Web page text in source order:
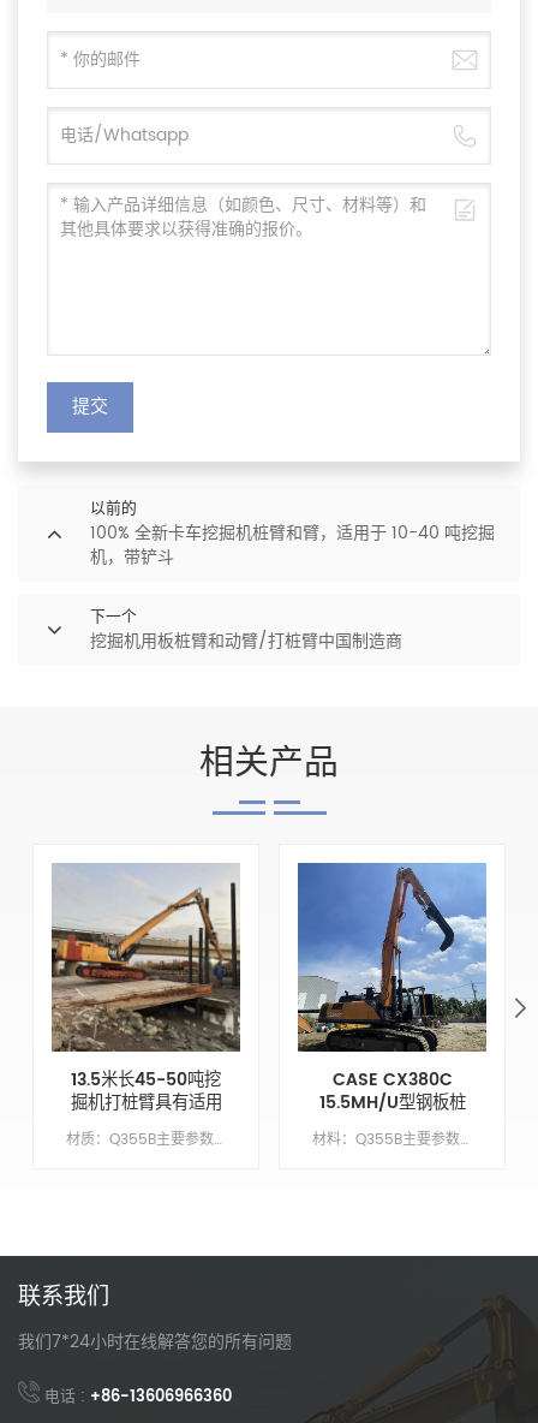
提交
以前的
100% 全新卡车挖掘机桩臂和臂，适用于 10-40 吨挖掘
机，带铲斗
下一个
挖掘机用板桩臂和动臂/打桩臂中国制造商
相关产品
13.5米长45-50吨挖
掘机打桩臂具有适用
于Cat350的打桩深
度 材质：Q355B主要参数模型CAT350动臂长度9.6M臂长4.2米锤头臂XM手臂油缸类型外贸类型（国外）配重X吨
CASE CX380C
15.5MH/U型钢板桩
围堰驱动臂 材料：Q355B主要参数模型CX380C繁荣长度10.5 米臂长5米臂缸类型外贸类型（外国）配重7吨
联系我们
我们7*24小时在线解答您的所有问题
电话 : +86-13606966360